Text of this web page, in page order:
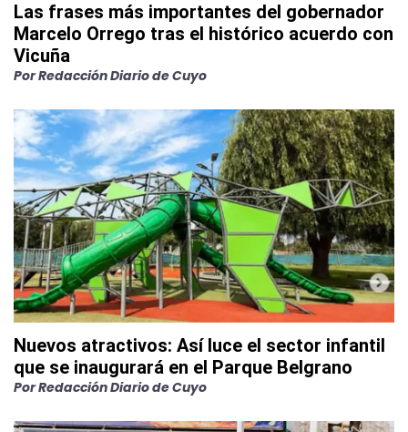
Las frases más importantes del gobernador
Marcelo Orrego tras el histórico acuerdo con
Vicuña
PorRedacción Diario de Cuyo
Nuevos atractivos: Así luce el sector infantil
que se inaugurará en el Parque Belgrano
PorRedacción Diario de Cuyo